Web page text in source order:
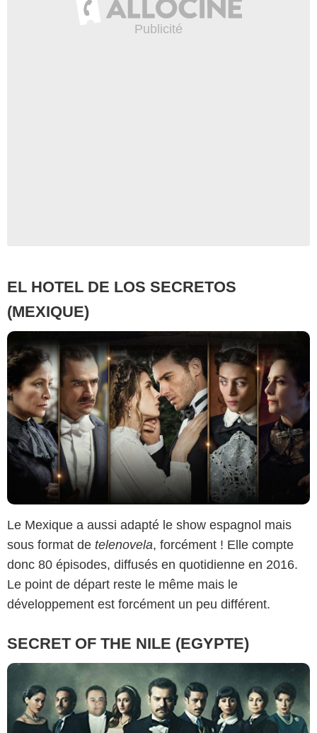
EL HOTEL DE LOS SECRETOS
(MEXIQUE)
Le Mexique a aussi adapté le show espagnol mais
sous format de telenovela, forcément ! Elle compte
donc 80 épisodes, diffusés en quotidienne en 2016.
Le point de départ reste le même mais le
développement est forcément un peu différent.
SECRET OF THE NILE (EGYPTE)